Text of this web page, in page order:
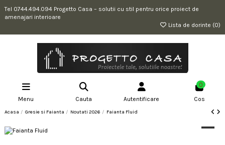
Tel 0744.494.094 Progetto Casa – solutii cu stil pentru orice proiect de
amenajari interioare
Lista de dorinte (0)
Menu Cauta Autentificare
0
Cos
Acasa Gresie si Faianta Noutati 2026 Faianta Fluid